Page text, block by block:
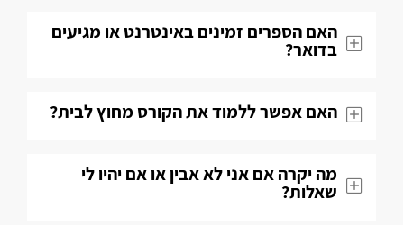
האם הספרים זמינים באינטרנט או מגיעים
בדואר?
האם אפשר ללמוד את הקורס מחוץ לבית?
מה יקרה אם אני לא אבין או אם יהיו לי
שאלות​?